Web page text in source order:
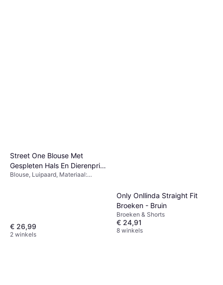
Street One Blouse Met
Gespleten Hals En Dierenprint
- Beige
Blouse, Luipaard, Materiaal:
€ 26,99
2 winkels
Only Onllinda Straight Fit
Broeken - Bruin
Broeken & Shorts
€ 24,91
8 winkels